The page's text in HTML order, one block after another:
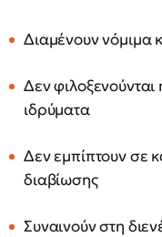
Διαμένουν νόμιμα
Δεν
ιδρύματα
Δεν εμπίπτουν σε
διαβίωσης
Συναινούν στη